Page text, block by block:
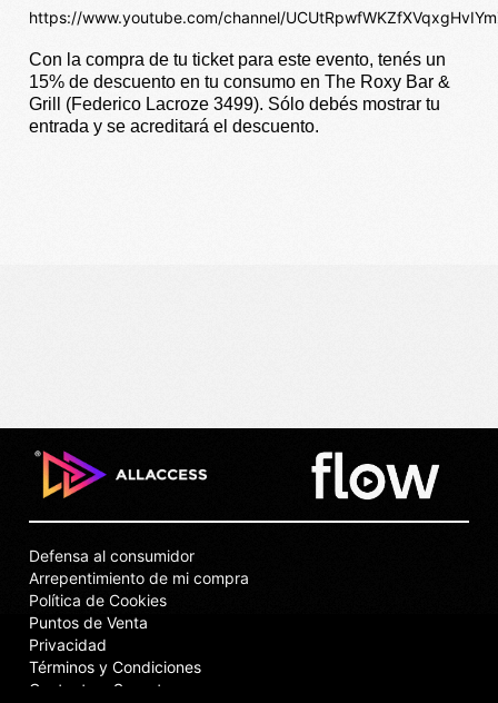
https://www.youtube.com/channel/
Con la compra de tu ticket para este evento, tenés un
15% de descuento en tu consumo en The Roxy Bar &
Grill (Federico Lacroze 3499). Sólo debés mostrar tu
entrada y se acreditará el descuento.
Contacto y Soporte
Términos y Condiciones
Privacidad
Puntos de Venta
Política de Cookies
Arrepentimiento de mi compra
Defensa al consumidor